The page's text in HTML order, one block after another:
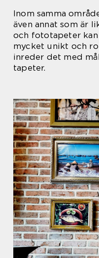
Inom samma
även annat som är
och fototapeter
mycket unikt och
inreder det med
tapeter.